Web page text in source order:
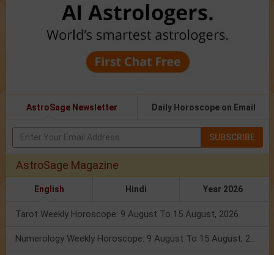
AstroSage Newsletter Daily Horoscope on Email
SUBSCRIBE
AstroSage Magazine
English Hindi Year 2026
Tarot Weekly Horoscope: 9 August To 15 August, 2026
Numerology Weekly Horoscope: 9 August To 15 August, 2026